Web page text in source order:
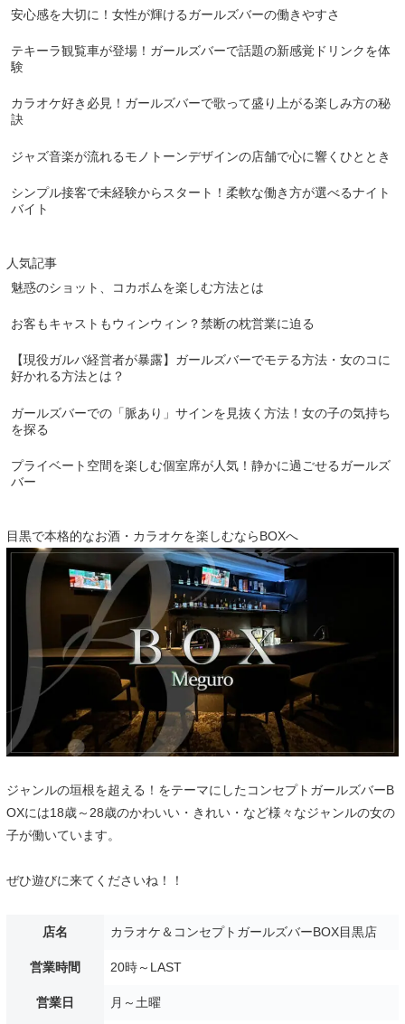
安心感を大切に！女性が輝けるガールズバーの働きやすさ
テキーラ観覧車が登場！ガールズバーで話題の新感覚ドリンクを体
験
カラオケ好き必見！ガールズバーで歌って盛り上がる楽しみ方の秘
訣
ジャズ音楽が流れるモノトーンデザインの店舗で心に響くひととき
シンプル接客で未経験からスタート！柔軟な働き方が選べるナイト
バイト
人気記事
魅惑のショット、コカボムを楽しむ方法とは
お客もキャストもウィンウィン？禁断の枕営業に迫る
【現役ガルバ経営者が暴露】ガールズバーでモテる方法・女のコに
好かれる方法とは？
ガールズバーでの「脈あり」サインを見抜く方法！女の子の気持ち
を探る
プライベート空間を楽しむ個室席が人気！静かに過ごせるガールズ
バー
目黒で本格的なお酒・カラオケを楽しむならBOXへ
ジャンルの垣根を超える！をテーマにしたコンセプトガールズバーB
OXには18歳～28歳のかわいい・きれい・など様々なジャンルの女の
子が働いています。
ぜひ遊びに来てくださいね！！
店名 カラオケ＆コンセプトガールズバーBOX目黒店
営業時間 20時～LAST
営業日 月～土曜